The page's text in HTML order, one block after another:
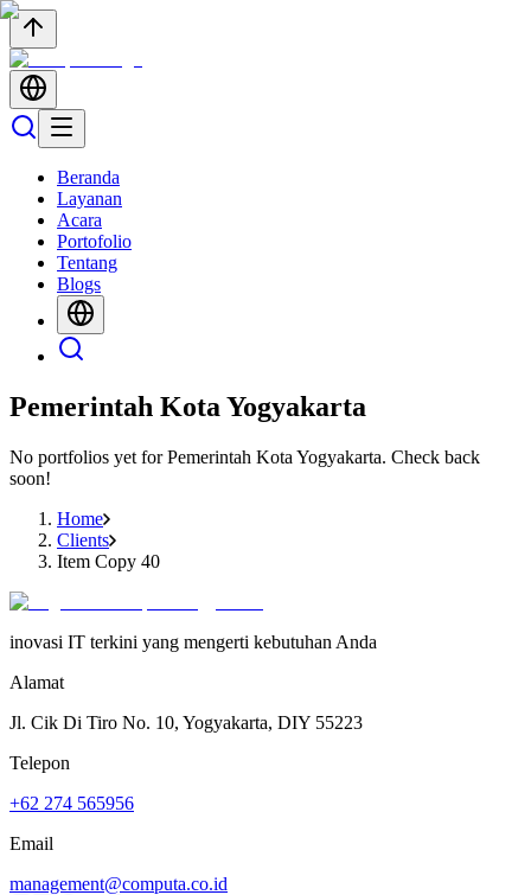
Beranda
Layanan
Acara
Portofolio
Tentang
Blogs
Pemerintah Kota Yogyakarta
No portfolios yet forPemerintah Kota Yogyakarta. Check back
soon!
Home
Clients
Item Copy 40
inovasi IT terkini yang mengerti kebutuhan Anda
Alamat
Jl. Cik Di Tiro No. 10, Yogyakarta, DIY 55223
Telepon
+62 274 565956
Email
management@computa.co.id